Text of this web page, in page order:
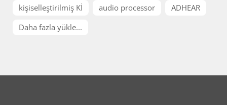
kişiselleştirilmiş Kİ
audio processor
ADHEAR
Daha fazla yükle...